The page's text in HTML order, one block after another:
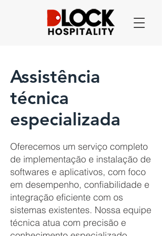
Assistência
técnica
especializada
Oferecemos um serviço completo
de implementação e instalação de
softwares e aplicativos, com foco
em desempenho, confiabilidade e
integração eficiente com os
sistemas existentes. Nossa equipe
técnica atua com precisão e